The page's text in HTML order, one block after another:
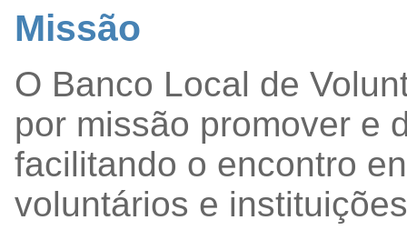
Missão
O Banco Local de
por missão promover e
facilitando o encontro
voluntários e